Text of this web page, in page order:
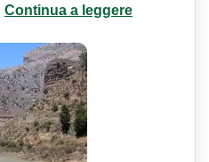
Continua a leggere